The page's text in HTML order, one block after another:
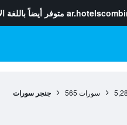
متوفر أيضاً باللغة
سورات 565 جنجر سورات